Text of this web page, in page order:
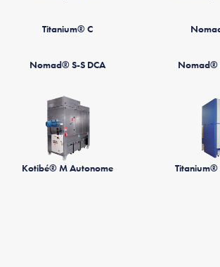
Titanium® C
Nomad® S-S DCA Nomad®
Kotibé® M Autonome